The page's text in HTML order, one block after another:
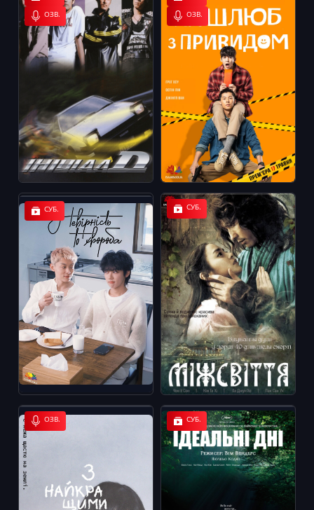
ОЗВ.
ОЗВ.
СУБ. СУБ.
ОЗВ. СУБ.